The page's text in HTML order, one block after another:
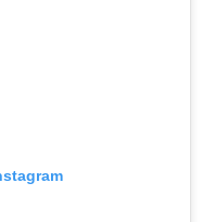
Instagram